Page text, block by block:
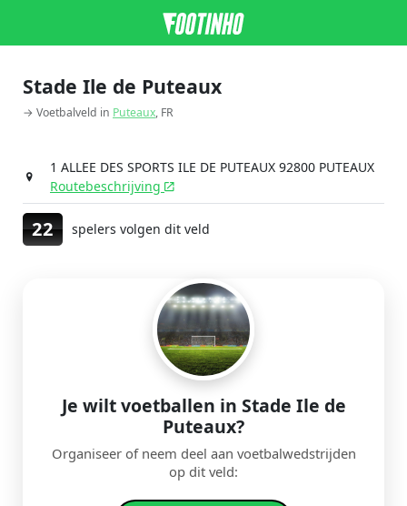
Stade Ile de Puteaux
→ Voetbalveld in Puteaux, FR
1 ALLEE DES SPORTS ILE DE PUTEAUX 92800 PUTEAUX
Routebeschrijving
22 spelers volgen dit veld
Je wilt voetballen in Stade Ile de
Puteaux?
Organiseer of neem deel aan voetbalwedstrijden
op dit veld: